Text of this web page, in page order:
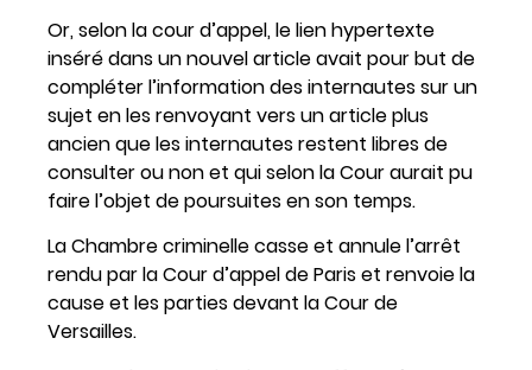
Or, selon la cour d’appel, le lien hypertexte
inséré dans un nouvel article avait pour but de
compléter l’information des internautes sur un
sujet en les renvoyant vers un article plus
ancien que les internautes restent libres de
consulter ou non et qui selon la Cour aurait pu
faire l’objet de poursuites en son temps.
La Chambre criminelle casse et annule l’arrêt
rendu par la Cour d’appel de Paris et renvoie la
cause et les parties devant la Cour de
Versailles.